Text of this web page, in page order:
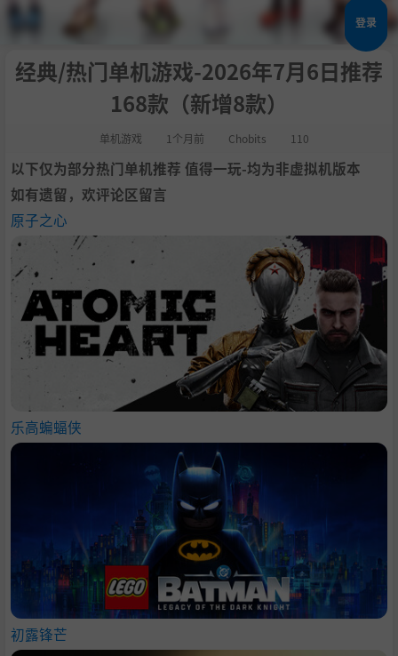
登录
经典/热门单机游戏-2026年7月6日推荐
168款（新增8款）
单机游戏 1个月前 Chobits 110
以下仅为部分热门单机推荐 值得一玩-均为非虚拟机版本
如有遗留，欢评论区留言
原子之心
乐高蝙蝠侠
初露锋芒